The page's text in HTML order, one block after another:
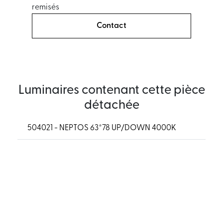
remisés
Contact
Luminaires contenant cette pièce
détachée
504021 - NEPTOS 63*78 UP/DOWN 4000K